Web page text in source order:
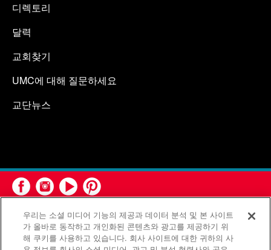
디렉토리
달력
교회찾기
UMC에 대해 질문하세요
교단뉴스
우리는 소셜 미디어 기능의 제공과 데이터 분석 및 본 사이트
가 올바로 동작하고 개인화된 콘텐츠와 광고를 제공하기 위
해 쿠키를 사용하고 있습니다. 회사 사이트에 대한 귀하의 사